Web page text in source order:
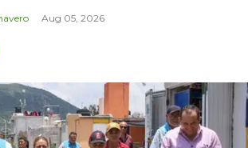
Aug 05, 2026